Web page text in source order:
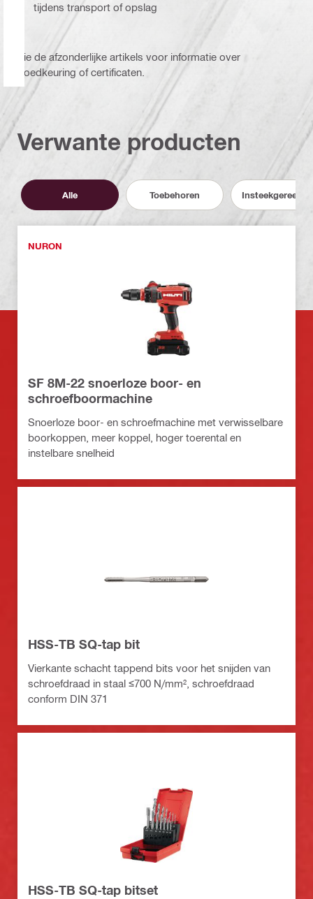
tijdens transport of opslag
Zie de afzonderlijke artikels voor informatie over
goedkeuring of certificaten.
Verwante producten
Alle Toebehoren
NURON
SF 8M-22 snoerloze boor- en
schroefboormachine
Snoerloze boor- en schroefmachine met verwisselbare
boorkoppen, meer koppel, hoger toerental en
instelbare snelheid
HSS-TB SQ-tap bit
Vierkante schacht tappend bits voor het snijden van
schroefdraad in staal ≤700 N/mm², schroefdraad
conform DIN 371
HSS-TB SQ-tap bitset